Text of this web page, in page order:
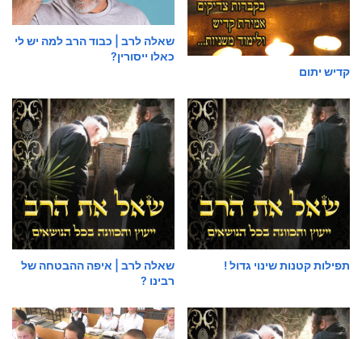
קדיש יתום
שאלה לרב | כבוד הרב למה יש לי
כאלו ייסורין?
תפילות קטנות שינוי גדול !
שאלה לרב | איפה ההבטחה של
רבינו ?